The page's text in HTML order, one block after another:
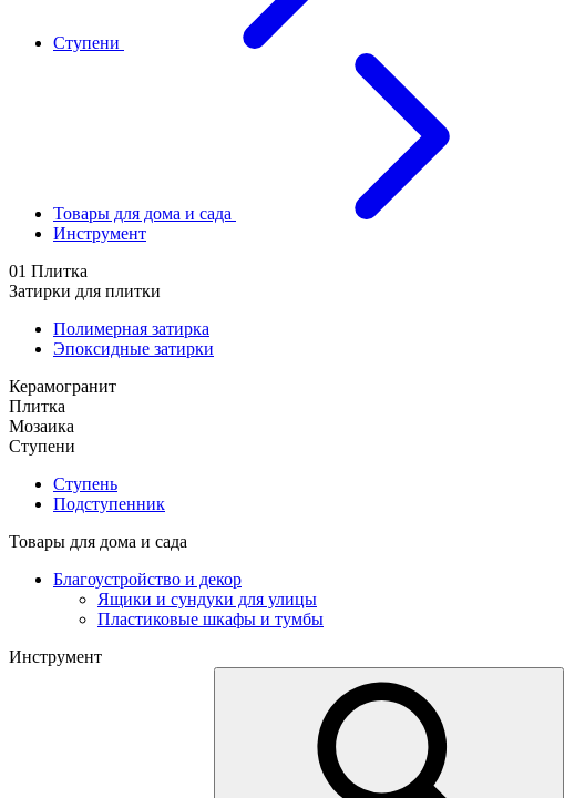
Ступени
Товары для дома и сада
Инструмент
01 Плитка
Затирки для плитки
Полимерная затирка
Эпоксидные затирки
Керамогранит
Плитка
Мозаика
Ступени
Ступень
Подступенник
Товары для дома и сада
Благоустройство и декор
Ящики и сундуки для улицы
Пластиковые шкафы и тумбы
Инструмент